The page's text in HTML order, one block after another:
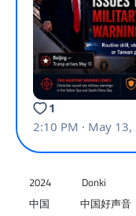
2024 Donki
中国
中国好声音